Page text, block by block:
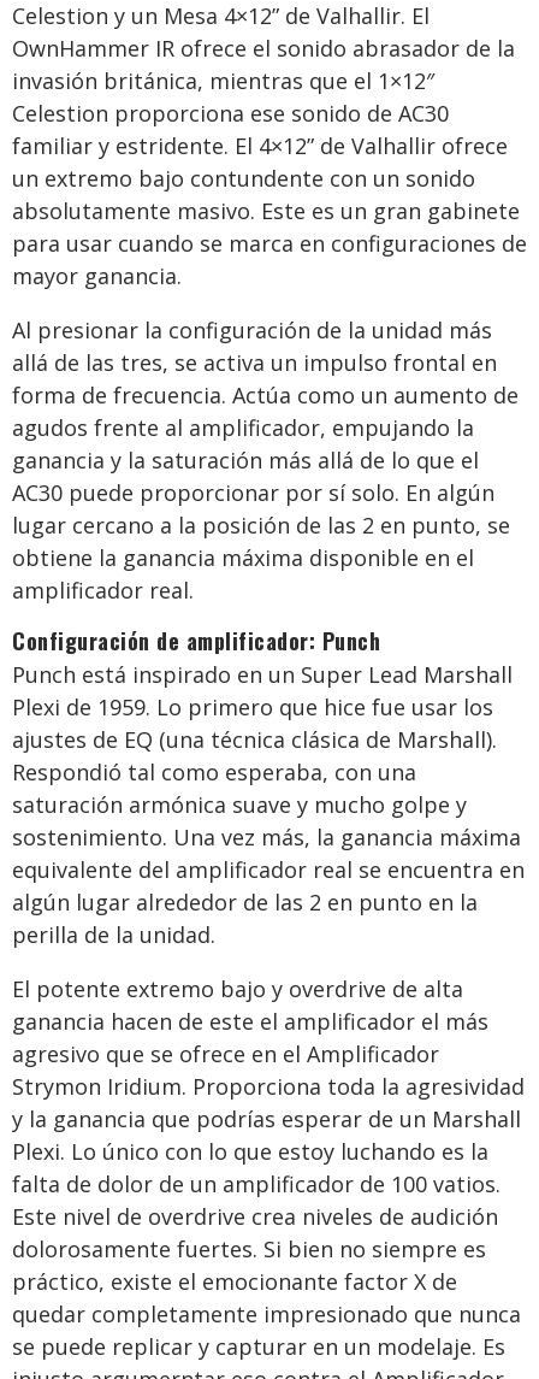
Celestion y un Mesa 4×12” de Valhallir. El
OwnHammer IR ofrece el sonido abrasador de la
invasión británica, mientras que el 1×12″
Celestion proporciona ese sonido de AC30
familiar y estridente. El 4×12” de Valhallir ofrece
un extremo bajo contundente con un sonido
absolutamente masivo. Este es un gran gabinete
para usar cuando se marca en configuraciones de
mayor ganancia.
Al presionar la configuración de la unidad más
allá de las tres, se activa un impulso frontal en
forma de frecuencia. Actúa como un aumento de
agudos frente al amplificador, empujando la
ganancia y la saturación más allá de lo que el
AC30 puede proporcionar por sí solo. En algún
lugar cercano a la posición de las 2 en punto, se
obtiene la ganancia máxima disponible en el
amplificador real.
Configuración de amplificador: Punch
Punch está inspirado en un Super Lead Marshall
Plexi de 1959. Lo primero que hice fue usar los
ajustes de EQ (una técnica clásica de Marshall).
Respondió tal como esperaba, con una
saturación armónica suave y mucho golpe y
sostenimiento. Una vez más, la ganancia máxima
equivalente del amplificador real se encuentra en
algún lugar alrededor de las 2 en punto en la
perilla de la unidad.
El potente extremo bajo y overdrive de alta
ganancia hacen de este el amplificador el más
agresivo que se ofrece en el Amplificador
Strymon Iridium. Proporciona toda la agresividad
y la ganancia que podrías esperar de un Marshall
Plexi. Lo único con lo que estoy luchando es la
falta de dolor de un amplificador de 100 vatios.
Este nivel de overdrive crea niveles de audición
dolorosamente fuertes. Si bien no siempre es
práctico, existe el emocionante factor X de
quedar completamente impresionado que nunca
se puede replicar y capturar en un modelaje. Es